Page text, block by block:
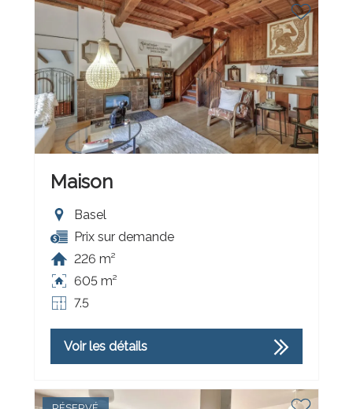
Maison
Basel
Prix sur demande
226 m²
605 m²
7.5
Voir les détails